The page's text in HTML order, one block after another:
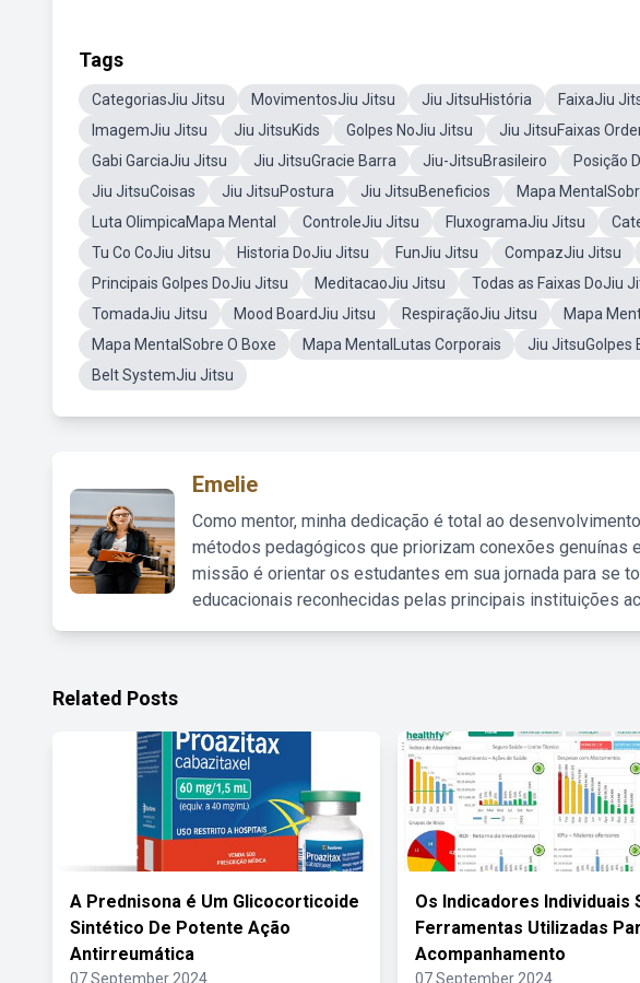
Tags
CategoriasJiu Jitsu MovimentosJiu Jitsu Jiu JitsuHistória FaixaJiu
ImagemJiu Jitsu
Jiu JitsuKids Golpes NoJiu Jitsu Jiu JitsuFaixas
Gabi GarciaJiu Jitsu
Jiu JitsuGracie Barra Jiu-JitsuBrasileiro Posição
Jiu JitsuCoisas
Jiu JitsuPostura Jiu JitsuBeneficios Mapa
Luta OlimpicaMapa Mental
ControleJiu Jitsu FluxogramaJiu Jitsu
Tu Co CoJiu Jitsu
Historia DoJiu Jitsu FunJiu Jitsu CompazJiu Jitsu
Principais Golpes DoJiu Jitsu
MeditacaoJiu Jitsu Todas as Faixas DoJiu
TomadaJiu Jitsu
Mood BoardJiu Jitsu RespiraçãoJiu Jitsu Mapa
Mapa MentalSobre O Boxe
Mapa MentalLutas Corporais Jiu JitsuGolpes
Belt SystemJiu Jitsu
Emelie
Como mentor, minha dedicação é total ao
métodos pedagógicos que priorizam conexões genuínas
missão é orientar os estudantes em sua jornada para se
educacionais reconhecidas pelas principais instituições
Related Posts
A Prednisona é Um Glicocorticoide
Sintético De Potente Ação
Antirreumática
07 September 2024
Os Indicadores Individuais
Ferramentas Utilizadas
Acompanhamento
07 September 2024